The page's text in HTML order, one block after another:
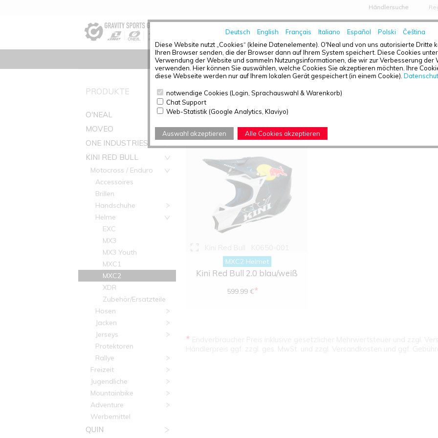
Deutsch English Français Italiano Español Polski
Čeština
Diese Website nutzt „Cookies“ (kleine Datenelemente). O'Neal und von uns autorisierte Dritte
Ihren Browser senden, die der Browser dann auf Ihrem System speichert. Diese Cookies
Verwendung der Website und sammeln Nutzungsinformationen, die wir zur Verbesserung der
verwenden. Hier können Sie auswählen, welche Cookies Sie akzeptieren möchten. Ihre
diese Webseite werden nur auf Ihrem lokalen Gerät gespeichert (in einem Cookie).
notwendige Cookies (Login, Sprachauswahl & Warenkorb)
Chat Support
Web-Statistik (Google Analytics, Klaviyo)
Auswahl akzeptieren Alle Cookies akzeptieren
Händlersuche
HOME NEWS
PRODUKTE
O'NEAL
MOVEO
ONE INDUSTRIES
KINI RED BULL
Motocross / Enduro
Accessoires
Brillen
Handschuhe
Helme
EXC
MX3
MX3 Youth
MXC1
MXC2
XDR
Zubehör/Ersatzteile
Hosen
Jacken
Jerseys
Protektoren
Rallye
Freizeit
Jugendliche
Mountainbike
Adventure
Werbemittel
QUIN
PRODUKTÜBERSICHT - MXC2
Artikel gefunden: 1
MXC2 Helmet
Kini Red Bull 2.0 blau/weiß
599.99 €*
*